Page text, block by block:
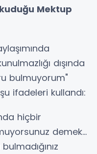
Mektup
dışında
bulmuyorum"
ifadeleri kullandı:
hiçbir
demek...